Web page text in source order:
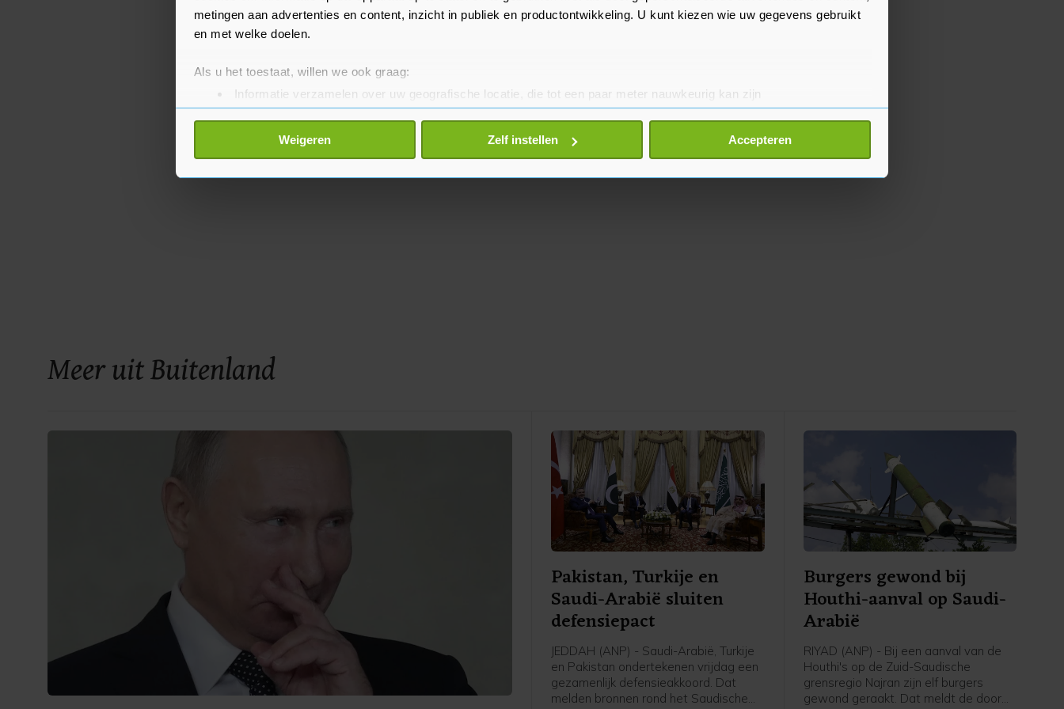
metingen aan advertenties en content, inzicht in publiek en productontwikkeling. U kunt kiezen wie uw gegevens gebruikt
en met welke doelen.
Als u het toestaat, willen we ook graag:
Informatie verzamelen over uw geografische locatie, die tot een paar meter nauwkeurig kan zijn
Uw apparaat identificeren door het actief te scannen op specifieke eigenschappen (fingerprinting)
Lees meer over hoe uw persoonlijke gegevens worden verwerkt en stel uw voorkeuren in het
detailgedeelte
toestemming op elk moment wijzigen of intrekken in de Cookieverklaring.
Weigeren Zelf instellen Accepteren
Meer uit Buitenland
Pakistan, Turkije en
Saudi-Arabië sluiten
defensiepact
JEDDAH (ANP) - Saudi-Arabië, Turkije
en Pakistan ondertekenen vrijdag een
gezamenlijk defensieakkoord. Dat
melden bronnen rond het Saudische
Burgers gewond bij
Houthi-aanval op Saudi-
Arabië
RIYAD (ANP) - Bij een aanval van de
Houthi's op de Zuid-Saudische
grensregio Najran zijn elf burgers
gewond geraakt. Dat meldt de door